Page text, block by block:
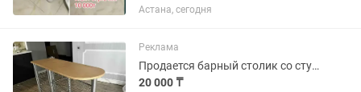
Астана, сегодня
Реклама
Продается барный столик со стульями
20 000 ₸